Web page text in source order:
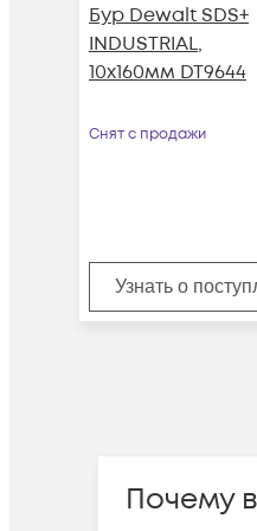
Бур Dewalt SDS+
INDUSTRIAL,
10x160мм DT9644
Снят с продажи
Узнать о
Почему